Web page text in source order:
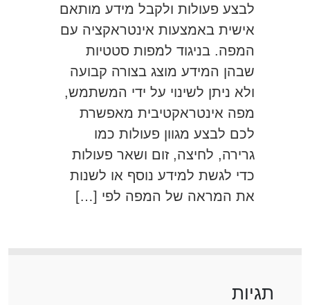
לבצע פעולות ולקבל מידע מותאם
אישית באמצעות אינטראקציה עם
המפה. בניגוד למפות סטטיות
שבהן המידע מוצג בצורה קבועה
ולא ניתן לשינוי על ידי המשתמש,
מפה אינטראקטיבית מאפשרת
לכם לבצע מגוון פעולות כמו
גרירה, לחיצה, זום ושאר פעולות
כדי לגשת למידע נוסף או לשנות
את המראה של המפה לפי […]
תגיות